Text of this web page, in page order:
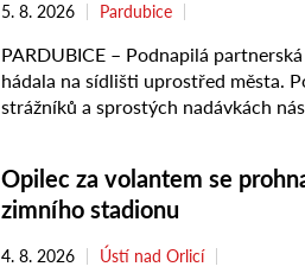
5. 8. 2026 Pardubice
PARDUBICE – Podnapilá
hádala na sídlišti uprostřed města.
strážníků a sprostých nadávkách
Opilec za volantem se
zimního stadionu
4. 8. 2026 Ústí nad Orlicí